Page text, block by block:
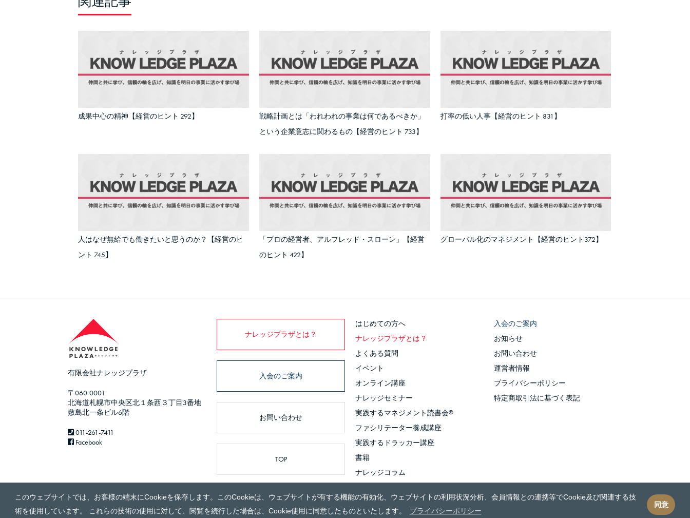
このウェブサイトでは、お客様の端末にCookieを保存します。このCookieは、ウェブサイトが有する機能の有効化、ウェブサイトの利用状況分析、会員情報との連携等でCookie及び関連する技
術を使用しています。 これらの技術の使用に対して、閲覧を続行した場合は、Cookie使用に同意したものといたします。
プライバシーポリシー
同意
成果中心の精神【経営のヒント 292】
戦略計画とは「われわれの事業は何であるべきか」
という企業意志に関わるもの【経営のヒント 733】
打率の低い人事【経営のヒント 831】
人はなぜ無給でも働きたいと思うのか？【経営のヒ
ント 745】
「プロの経営者、アルフレッド・スローン」【経営
のヒント 422】
グローバル化のマネジメント【経営のヒント372】
有限会社ナレッジプラザ
〒060-0001
北海道札幌市中央区北１条西３丁目3番地
敷島北一条ビル6階
011-261-7411
Facebook
ナレッジプラザとは？
入会のご案内
お問い合わせ
TOP
はじめての方へ
ナレッジプラザとは？
よくある質問
イベント
オンライン講座
ナレッジセミナー
実践するマネジメント読書会®
ファシリテーター養成講座
実践するドラッカー講座
書籍
ナレッジコラム
入会のご案内
お知らせ
お問い合わせ
運営者情報
プライバシーポリシー
特定商取引法に基づく表記
© 2012 KNOWLEDGE PLAZA_